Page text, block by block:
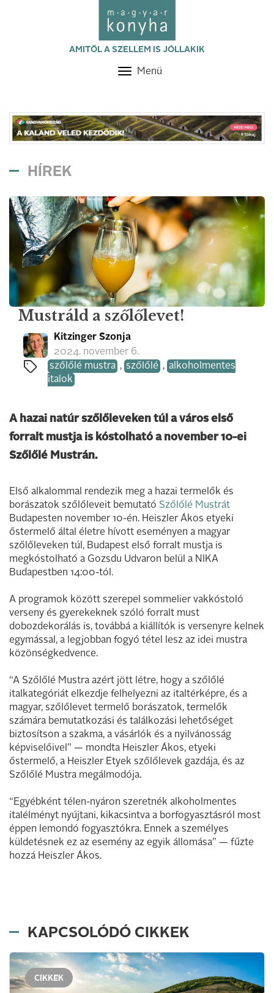
AMITŐL A SZELLEM IS JÓLLAKIK
Toggle
Menü
HÍREK
Mustráld a szőlőlevet!
Kitzinger Szonja
2024. november 6.
szőlőlé mustra , szőlőlé , alkoholmentes
italok
A hazai natúr szőlőleveken túl a város első
forralt mustja is kóstolható a november 10-ei
Szőlőlé Mustrán.
Első alkalommal rendezik meg a hazai termelők és
borászatok szőlőleveit bemutató Szőlőlé Mustrát
Budapesten november 10-én. Heiszler Ákos etyeki
őstermelő által életre hívott eseményen a magyar
szőlőleveken túl, Budapest első forralt mustja is
megkóstolható a Gozsdu Udvaron belül a NIKA
Budapestben 14:00-tól.
A programok között szerepel sommelier vakkóstoló
verseny és gyerekeknek szóló forralt must
dobozdekorálás is, továbbá a kiállítók is versenyre kelnek
egymással, a legjobban fogyó tétel lesz az idei mustra
közönségkedvence.
“A Szőlőlé Mustra azért jött létre, hogy a szőlőlé
italkategóriát elkezdje felhelyezni az italtérképre, és a
magyar, szőlőlevet termelő borászatok, termelők
számára bemutatkozási és találkozási lehetőséget
biztosítson a szakma, a vásárlók és a nyilvánosság
képviselőivel” — mondta Heiszler Ákos, etyeki
őstermelő, a Heiszler Etyek szőlőlevek gazdája, és az
Szőlőlé Mustra megálmodója.
“Egyébként télen-nyáron szeretnék alkoholmentes
italélményt nyújtani, kikacsintva a borfogyasztásról most
éppen lemondó fogyasztókra. Ennek a személyes
küldetésnek ez az esemény az egyik állomása” — fűzte
hozzá Heiszler Ákos.
KAPCSOLÓDÓ CIKKEK
CIKKEK